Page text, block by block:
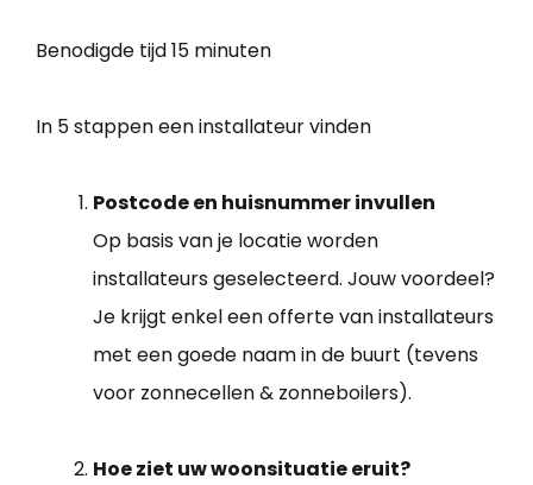
Benodigde tijd15 minuten
In 5 stappen een installateur vinden
Postcode en huisnummer invullen
Op basis van je locatie worden
installateurs geselecteerd. Jouw voordeel?
Je krijgt enkel een offerte van installateurs
met een goede naam in de buurt (tevens
voor zonnecellen & zonneboilers).
Hoe ziet uw woonsituatie eruit?